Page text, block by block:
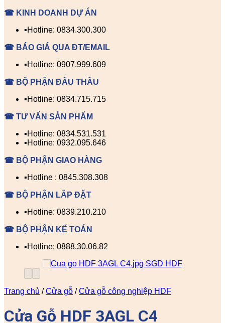
☎ KINH DOANH DỰ ÁN
▪️Hotline: 0834.300.300
☎ BÁO GIÁ QUA ĐT/EMAIL
▪️Hotline: 0907.999.609
☎ BỘ PHẬN ĐẤU THẦU
▪️Hotline: 0834.715.715
☎ TƯ VẤN SẢN PHẨM
▪️Hotline: 0834.531.531
▪️Hotline: 0932.095.646
☎ BỘ PHẬN GIAO HÀNG
▪️Hotline : 0845.308.308
☎ BỘ PHẬN LẮP ĐẶT
▪️Hotline: 0839.210.210
☎ BỘ PHẬN KẾ TOÁN
▪️Hotline: 0888.30.06.82
Trang chủ / Cửa gỗ / Cửa gỗ công nghiệp HDF
Cửa Gỗ HDF 3AGL C4